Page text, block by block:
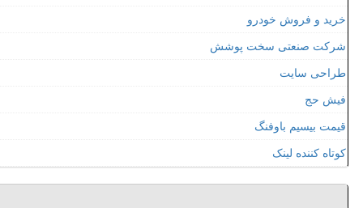
خرید و فروش خودرو
شرکت صنعتی سخت پوشش
طراحی سایت
فیش حج
قیمت بیسیم باوفنگ
کوتاه کننده لینک